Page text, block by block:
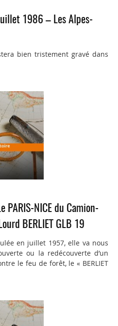
1986 – Les Alpes-
bien tristement gravé dans
PARIS-NICE du Camion-
BERLIET GLB 19
en juillet 1957, elle va nous
ou la redécouverte d’un
le feu de forêt, le « BERLIET